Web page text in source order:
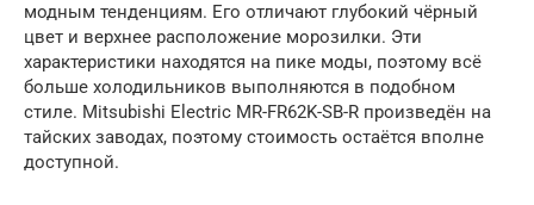
модным тенденциям. Его отличают глубокий чёрный
цвет и верхнее расположение морозилки. Эти
характеристики находятся на пике моды, поэтому всё
больше холодильников выполняются в подобном
стиле. Mitsubishi Electric MR-FR62K-SB-R произведён на
тайских заводах, поэтому стоимость остаётся вполне
доступной.